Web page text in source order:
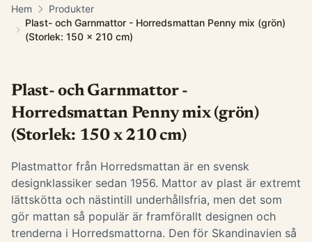
Hem
Produkter
Plast- och Garnmattor - Horredsmattan Penny mix (grön)
(Storlek: 150 x 210 cm)
Plast- och Garnmattor -
Horredsmattan Penny mix (grön)
(Storlek: 150 x 210 cm)
Plastmattor från Horredsmattan är en svensk
designklassiker sedan 1956. Mattor av plast är extremt
lättskötta och nästintill underhållsfria, men det som
gör mattan så populär är framförallt designen och
trenderna i Horredsmattorna. Den för Skandinavien så